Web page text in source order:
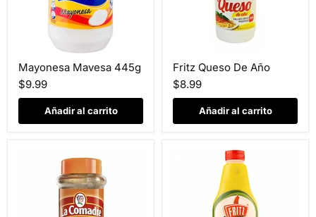
Mavesa
445g
Mayonesa Mavesa 445g
$9.99
Añadir al carrito
Queso
De
Año
Fritz Queso De Año
$8.99
Añadir al carrito